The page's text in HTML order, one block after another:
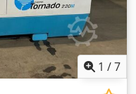
1 /7